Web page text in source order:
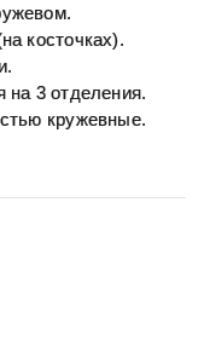
косточках).
на 3 отделения.
кружевные.